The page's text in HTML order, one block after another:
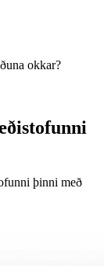
okkar?
þinni með